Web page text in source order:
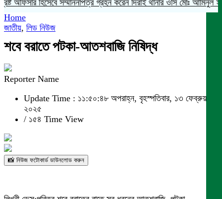
অফিসার হিসেবে সম্মাননাপত্র গ্রহন করেন দিরাই থানার ওসি মোঃ আমিনুল ইসলাম
Home
জাতীয়, লিড নিউজ
শবে বরাতে পটকা-আতশবাজি নিষিদ্ধ
Reporter Name
Update Time : ১১:৫০:৪৮ অপরাহ্ন, বৃহস্পতিবার, ১৩ ফেব্রুয়ারী
২০২৫
/ ১৫৪ Time View
📸 নিউজ ফটোকার্ড ডাউনলোড করুন